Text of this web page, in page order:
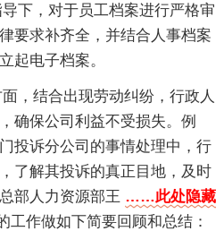
下，对于员工档案进行严格审
要求补齐全，并结合人事档案
起电子档案。
，结合出现劳动纠纷，行政人
确保公司利益不受损失。例
投诉分公司的事情处理中，行
了解其投诉的真正目地，及时
部人力资源部王 ……此处隐藏
工作做如下简要回顾和总结：